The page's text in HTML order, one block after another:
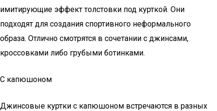
имитирующие эффект толстовки под курткой. Они
подходят для создания спортивного неформального
образа. Отлично смотрятся в сочетании с джинсами,
кроссовками либо грубыми ботинками.
С капюшоном
Джинсовые куртки с капюшоном встречаются в разных